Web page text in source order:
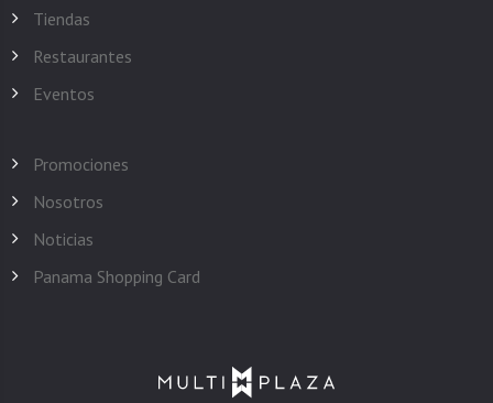
Tiendas
Restaurantes
Eventos
Promociones
Nosotros
Noticias
Panama Shopping Card